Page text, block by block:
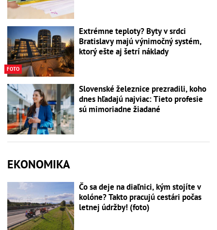
FOTO
Extrémne teploty? Byty v srdci
Bratislavy majú výnimočný systém,
ktorý ešte aj šetrí náklady
Slovenské železnice prezradili, koho
dnes hľadajú najviac: Tieto profesie
sú mimoriadne žiadané
EKONOMIKA
Čo sa deje na diaľnici, kým stojíte v
kolóne? Takto pracujú cestári počas
letnej údržby! (foto)